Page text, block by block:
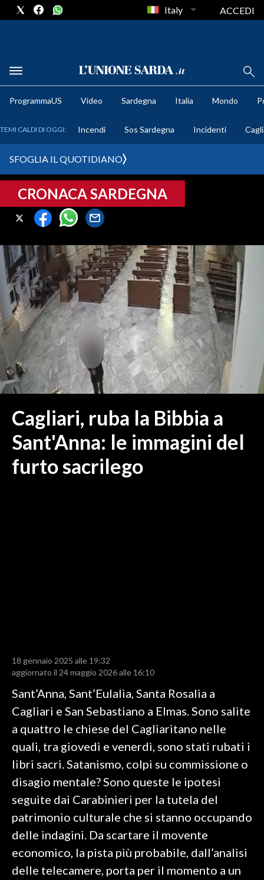
METEO
CRONACA SARDEGNA
CAGLIARI
SULCIS IGLESIENTE
MEDIO CAMPIDANO
ORISTANO E PROVINCIA
SASSARI E PROVINCIA
GALLURA
NUORO E PROVINCIA
OGLIASTRA
AGENDA
ITALIA
MONDO
POLITICA
CALCIO REGIONALE
BASKET
VOLLEY
MOTORI
TENNIS
ALTRI SPORT
CULTURA
SPETTACOLI
SALUTE
Italy ACCEDI
ProgrammaUS Video Sardegna Italia Mondo
TEMI CALDI DI OGGI: Incendi Sos Sardegna Incidenti
SFOGLIA IL QUOTIDIANO
CRONACA SARDEGNA
Cagliari, ruba la Bibbia a
Sant'Anna: le immagini del
furto sacrilego
18 gennaio 2025 alle 19:32
aggiornato il 24 maggio 2026 alle 16:10
Sant’Anna, Sant’Eulalia, Santa Rosalia a
Cagliari e San Sebastiano a Elmas. Sono salite
a quattro le chiese del Cagliaritano nelle
quali, tra giovedì e venerdì, sono stati rubati i
libri sacri. Satanismo, colpi su commissione o
disagio mentale? Sono queste le ipotesi
seguite dai Carabinieri per la tutela del
patrimonio culturale che si stanno occupando
delle indagini. Da scartare il movente
economico, la pista più probabile, dall’analisi
delle telecamere, porta per il momento a un